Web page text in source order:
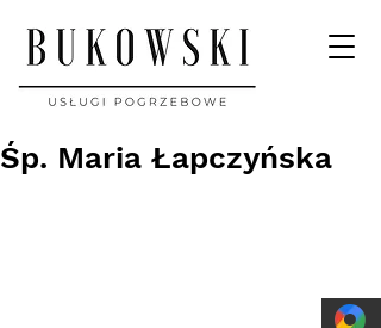
Śp. Maria Łapczyńska